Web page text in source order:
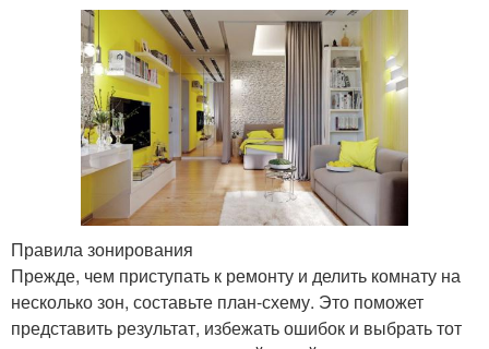
Правила зонирования
Прежде, чем приступать к ремонту и делить комнату на
несколько зон, составьте план-схему. Это поможет
представить результат, избежать ошибок и выбрать тот